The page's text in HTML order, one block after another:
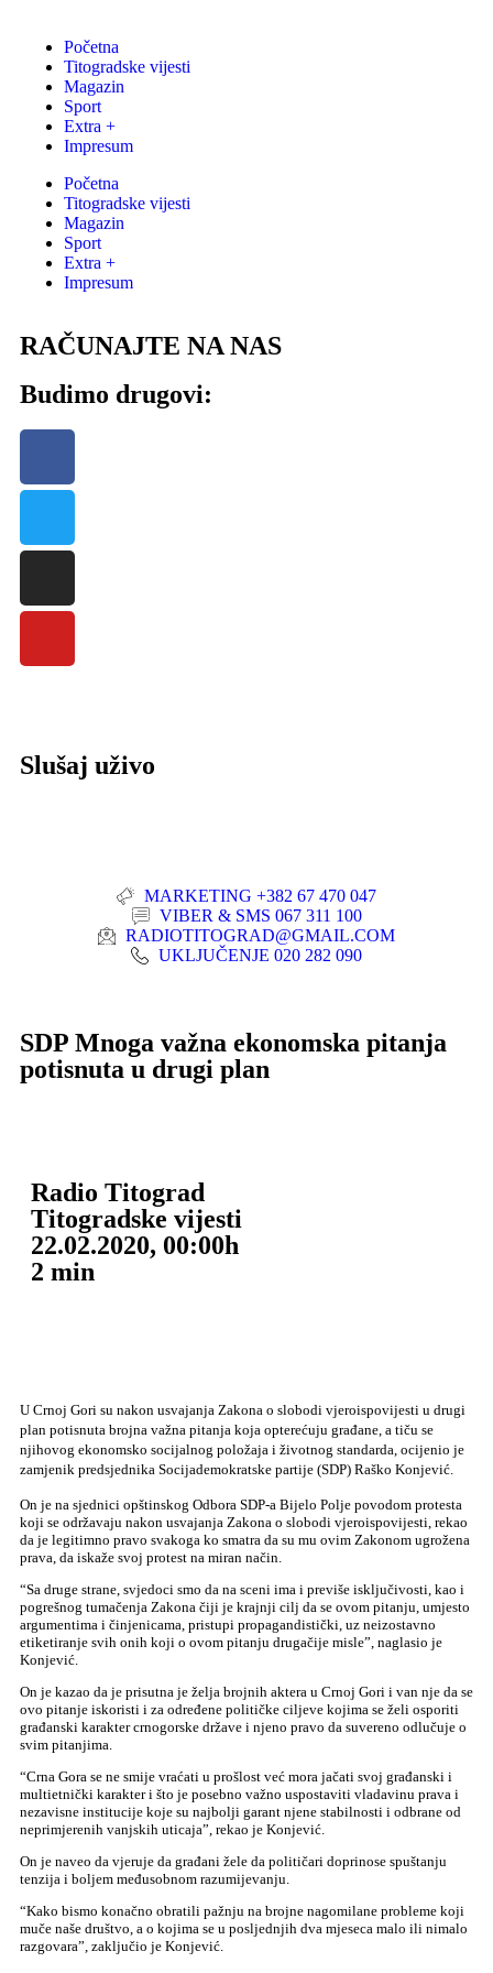
Početna
Titogradske vijesti
Magazin
Sport
Extra +
Impresum
Početna
Titogradske vijesti
Magazin
Sport
Extra +
Impresum
RAČUNAJTE NA NAS
Budimo drugovi:
Slušaj uživo
MARKETING +382 67 470 047
VIBER & SMS 067 311 100
RADIOTITOGRAD@GMAIL.COM
UKLJUČENJE 020 282 090
SDP Mnoga važna ekonomska pitanja
potisnuta u drugi plan
Radio Titograd
Titogradske vijesti
22.02.2020, 00:00h
2 min
U Crnoj Gori su nakon usvajanja Zakona o slobodi vjeroispovijesti u drugi
plan potisnuta brojna važna pitanja koja opterećuju građane, a tiču se
njihovog ekonomsko socijalnog položaja i životnog standarda, ocijenio je
zamjenik predsjednika Socijademokratske partije (SDP) Raško Konjević.
On je na sjednici opštinskog Odbora SDP-a Bijelo Polje povodom protesta
koji se održavaju nakon usvajanja Zakona o slobodi vjeroispovijesti, rekao
da je legitimno pravo svakoga ko smatra da su mu ovim Zakonom ugrožena
prava, da iskaže svoj protest na miran način.
“Sa druge strane, svjedoci smo da na sceni ima i previše isključivosti, kao i
pogrešnog tumačenja Zakona čiji je krajnji cilj da se ovom pitanju, umjesto
argumentima i činjenicama, pristupi propagandistički, uz neizostavno
etiketiranje svih onih koji o ovom pitanju drugačije misle”, naglasio je
Konjević.
On je kazao da je prisutna je želja brojnih aktera u Crnoj Gori i van nje da se
ovo pitanje iskoristi i za određene političke ciljeve kojima se želi osporiti
građanski karakter crnogorske države i njeno pravo da suvereno odlučuje o
svim pitanjima.
“Crna Gora se ne smije vraćati u prošlost već mora jačati svoj građanski i
multietnički karakter i što je posebno važno uspostaviti vladavinu prava i
nezavisne institucije koje su najbolji garant njene stabilnosti i odbrane od
neprimjerenih vanjskih uticaja”, rekao je Konjević.
On je naveo da vjeruje da građani žele da političari doprinose spuštanju
tenzija i boljem međusobnom razumijevanju.
“Kako bismo konačno obratili pažnju na brojne nagomilane probleme koji
muče naše društvo, a o kojima se u posljednjih dva mjeseca malo ili nimalo
razgovara”, zaključio je Konjević.